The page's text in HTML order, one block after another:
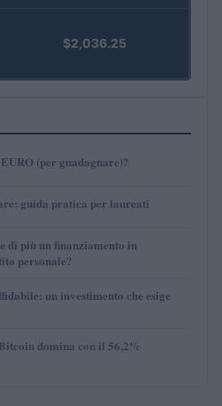
$2,036.25
(per guadagnare)?
guida pratica per laureati
di più un finanziamento in
personale?
un investimento che esige
domina con il 56,2%